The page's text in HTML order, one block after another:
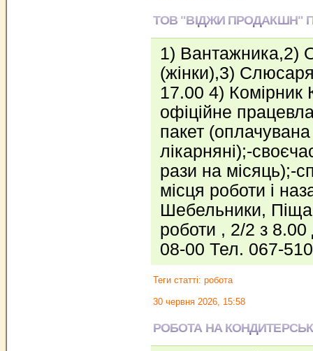
ТОВ "ВІДЖИ ПРОДАКШН"
1) Вантажника,2)
(жінки),3)
17.00 4) Комірник
офiцiйне
пакет
лiкарнянi);-
рази на мiсяць);-
місця роботи і
Шебельники,
роботи , 2/2 з
08-00 Тел. 067-
Теги статті: робота
30 червня 2026, 15:58
РОБОТА НА